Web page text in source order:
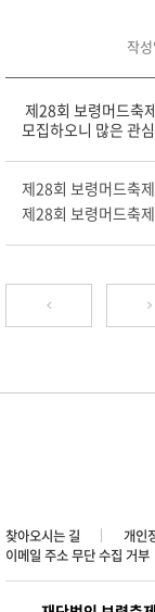
작
제28회 보령머드축
모집하오니 많은 관
제28회 보령머드축
제28회 보령머드축
찾아오시는 길 개인
이메일 주소 무단 수집 거부